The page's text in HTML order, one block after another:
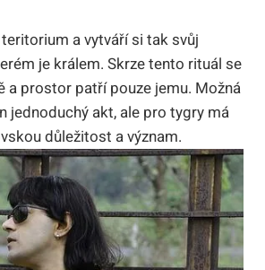
a vytváří si tak svůj
je králem. Skrze tento rituál se
a prostor patří pouze jemu. Možná
jednoduchý akt, ale pro tygry má
důležitost a význam.